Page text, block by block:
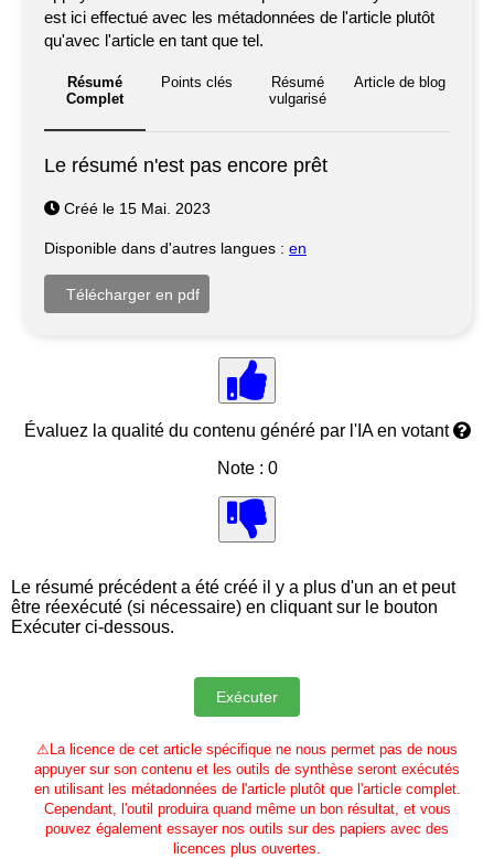
est ici effectué avec les métadonnées de l'article plutôt
qu'avec l'article en tant que tel.
Résumé
Complet
Points clés
Résumé
vulgarisé
Article de blog
Le résumé n'est pas encore prêt
Créé le 15 Mai. 2023
Disponible dans d'autres langues : en
Évaluez la qualité du contenu généré par l'IA en votant
Note : 0
Le résumé précédent a été créé il y a plus d'un an et peut
être réexécuté (si nécessaire) en cliquant sur le bouton
Exécuter ci-dessous.
⚠ La licence de cet article spécifique ne nous permet pas de nous
appuyer sur son contenu et les outils de synthèse seront exécutés
en utilisant les métadonnées de l'article plutôt que l'article complet.
Cependant, l'outil produira quand même un bon résultat, et vous
pouvez également essayer nos outils sur des papiers avec des
licences plus ouvertes.